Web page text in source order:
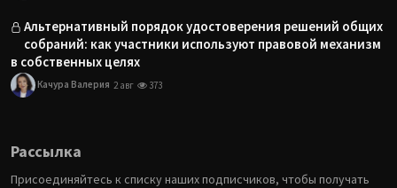
Альтернативный порядок удостоверения решений общих
собраний: как участники используют правовой механизм
в собственных целях
Качура Валерия 2 авг 373
Рассылка
Присоединяйтесь к списку наших подписчиков, чтобы получать